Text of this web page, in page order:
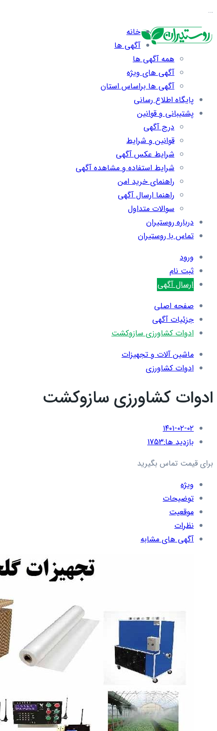
…
خانه
آگهی ها
همه آگهی ها
آگهی های ویژه
آگهی ها براساس استان
پایگاه اطلاع رسانی
پشتیبانی و قوانین
درج آگهی
قوانین و شرایط
شرایط عکس آگهی
شرایط استفاده و مشاهده آگهی
راهنمای خرید امن
راهنما ارسال آگهی
سوالات متداول
درباره روستیران
تماس با روستیران
ورود
ثبت نام
ارسال آگهی
صفحه اصلی
جزئیات آگهی
ادوات کشاورزی سازوکشت
ماشین آلات و تجهیزات
ادوات کشاورزی
ادوات کشاورزی سازوکشت
۱۴۰۱-۰۲-۰۲
بازدید ها:1753
برای قیمت تماس بگیرید
ویژه
توضیحات
موقعیت
نظرات
آگهی های مشابه